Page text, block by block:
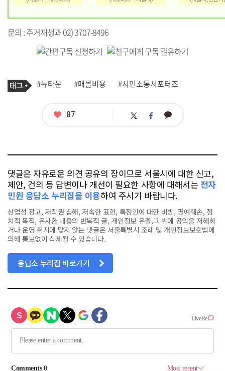
문의 : 주거재생과 02) 3707-8496
기
사
태
그
#뉴타운 #매몰비용 #시민소통서포터즈
좋
87 트 페 카
댓글은 자유로운 의견 공유의 장이므로 서울시에 대한 신고,
제안, 건의 등 답변이나 개선이 필요한 사항에 대해서는 전자
민원 응답소 누리집을 이용하여 주시기 바랍니다.
상업성 광고, 저작권 침해, 저속한 표현, 특정인에 대한 비방, 명예훼손, 정
치적 목적, 유사한 내용의 반복적 글, 개인정보 유출,그 밖에 공익을 저해하
거나 운영 취지에 맞지 않는 댓글은 서울특별시 조례 및 개인정보보호법에
의해 통보없이 삭제될 수 있습니다.
응답소 누리집 바로가기